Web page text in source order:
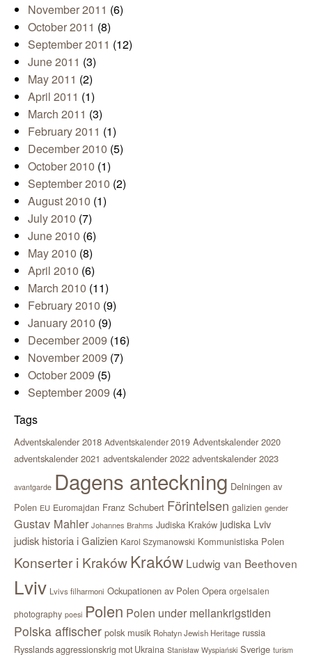
November 2011 (6)
October 2011 (8)
September 2011 (12)
June 2011 (3)
May 2011 (2)
April 2011 (1)
March 2011 (3)
February 2011 (1)
December 2010 (5)
October 2010 (1)
September 2010 (2)
August 2010 (1)
July 2010 (7)
June 2010 (6)
May 2010 (8)
April 2010 (6)
March 2010 (11)
February 2010 (9)
January 2010 (9)
December 2009 (16)
November 2009 (7)
October 2009 (5)
September 2009 (4)
Tags
Adventskalender 2018 Adventskalender 2019 Adventskalender 2020
adventskalender 2021 adventskalender 2022 adventskalender 2023
avantgarde Dagens anteckning Delningen av
Polen EU Euromajdan Franz Schubert Förintelsen galizien gender
Gustav Mahler Johannes Brahms Judiska Kraków judiska Lviv
judisk historia i Galizien Karol Szymanowski Kommunistiska Polen
Konserter i KrakówKraków Ludwig van Beethoven
Lviv Lvivs filharmoni Ockupationen av Polen Opera orgelsalen
photography poesi Polen Polen under mellankrigstiden
Polska affischer polsk musik Rohatyn Jewish Heritage russia
Rysslands aggressionskrig mot Ukraina Stanisław Wyspiański Sverige turism